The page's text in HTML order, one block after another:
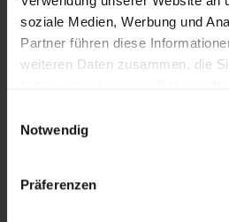
soziale Medien, Werbung und
Partner führen diese
weiteren Daten zusammen, die
Notwendig
Präferenzen